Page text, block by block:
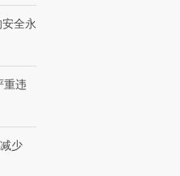
全永
重违
少